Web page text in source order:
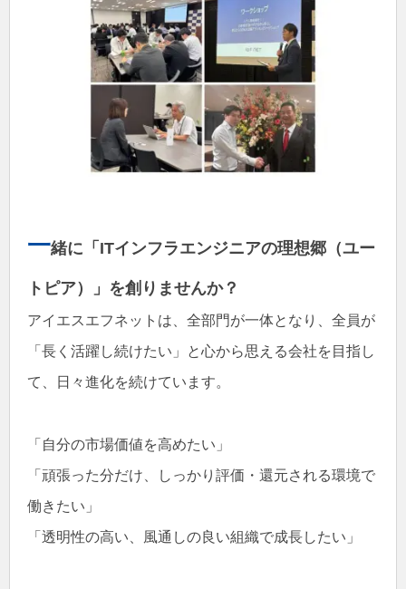
一緒に「ITインフラエンジニアの理想郷（ユー
トピア）」を創りませんか？
アイエスエフネットは、全部門が一体となり、全員が
「長く活躍し続けたい」と心から思える会社を目指し
て、日々進化を続けています。
「自分の市場価値を高めたい」
「頑張った分だけ、しっかり評価・還元される環境で
働きたい」
「透明性の高い、風通しの良い組織で成長したい」